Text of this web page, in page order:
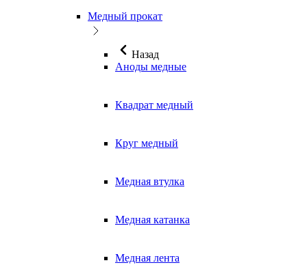
Медный прокат
Назад
Аноды медные
Квадрат медный
Круг медный
Медная втулка
Медная катанка
Медная лента